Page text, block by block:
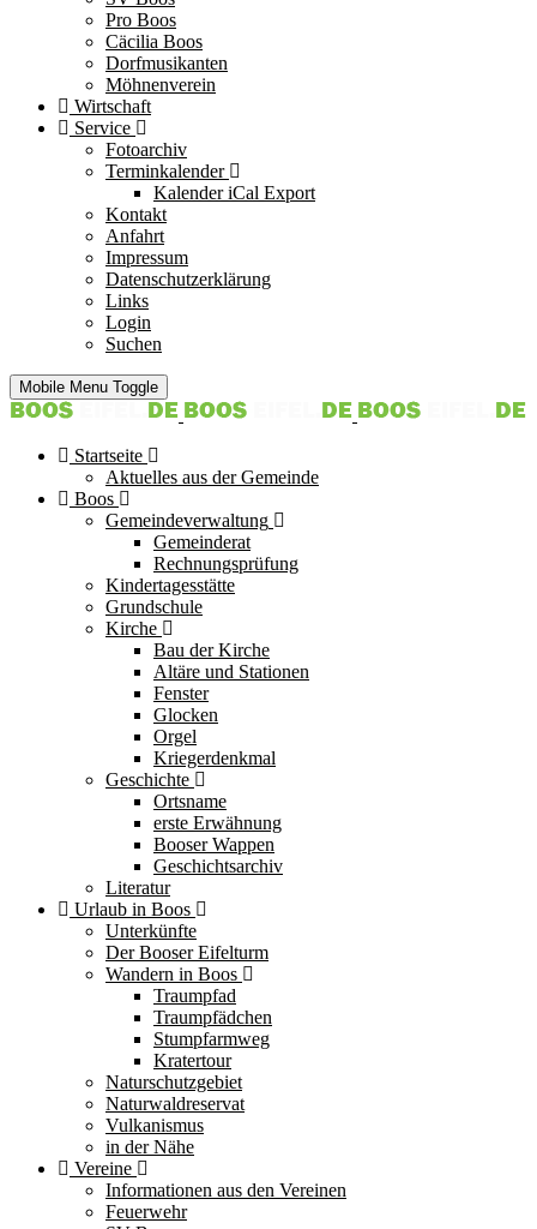
Pro Boos
Cäcilia Boos
Dorfmusikanten
Möhnenverein
Wirtschaft
Service
Fotoarchiv
Terminkalender
Kalender iCal Export
Kontakt
Anfahrt
Impressum
Datenschutzerklärung
Links
Login
Suchen
Mobile Menu Toggle
Startseite
Aktuelles aus der Gemeinde
Boos
Gemeindeverwaltung
Gemeinderat
Rechnungsprüfung
Kindertagesstätte
Grundschule
Kirche
Bau der Kirche
Altäre und Stationen
Fenster
Glocken
Orgel
Kriegerdenkmal
Geschichte
Ortsname
erste Erwähnung
Booser Wappen
Geschichtsarchiv
Literatur
Urlaub in Boos
Unterkünfte
Der Booser Eifelturm
Wandern in Boos
Traumpfad
Traumpfädchen
Stumpfarmweg
Kratertour
Naturschutzgebiet
Naturwaldreservat
Vulkanismus
in der Nähe
Vereine
Informationen aus den Vereinen
Feuerwehr